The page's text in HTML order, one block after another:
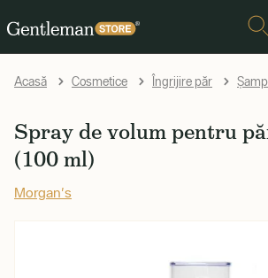
Acasă Cosmetice Îngrijire păr
Spray de volum pentru
(100 ml)
Morgan's